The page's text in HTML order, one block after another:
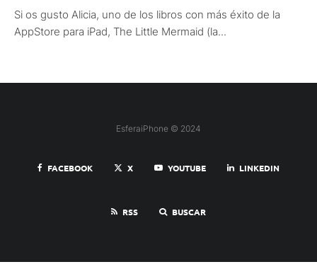
Si os gusto Alicia, uno de los libros con más éxito de la
AppStore para iPad, The Little Mermaid (la...
EsferaiPhone © 2024
FACEBOOK X YOUTUBE LINKEDIN
RSS BUSCAR